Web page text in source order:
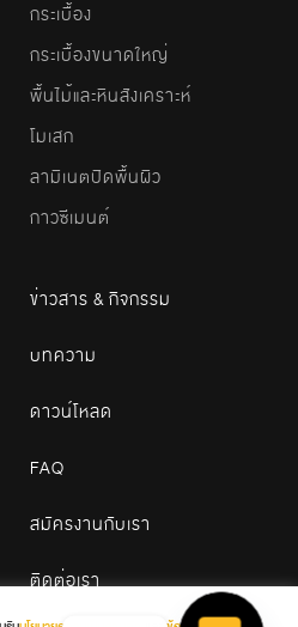
กระเบื้อง
กระเบื้องขนาดใหญ่
พื้นไม้และหินสังเคราะห์
โมเสก
ลามิเนตปิดพื้นผิว
กาวซีเมนต์
ข่าวสาร & กิจกรรม
บทความ
ดาวน์โหลด
FAQ
สมัครงานกับเรา
ติดต่อเรา